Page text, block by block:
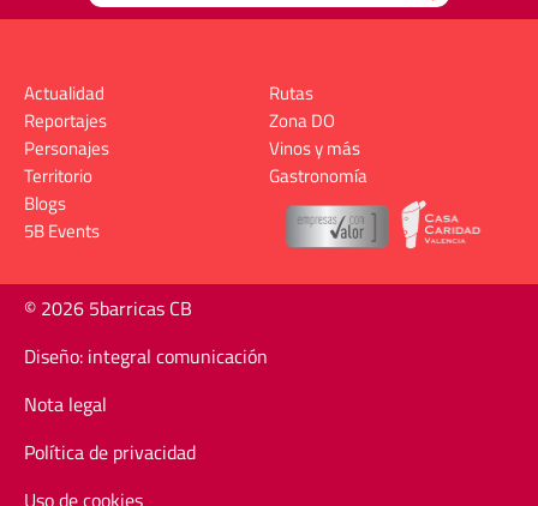
Actualidad
Reportajes
Personajes
Territorio
Rutas
Zona DO
Vinos y más
Gastronomía
Blogs
5B Events
© 2026 5barricas CB
Diseño: integral comunicación
Nota legal
Política de privacidad
Uso de cookies